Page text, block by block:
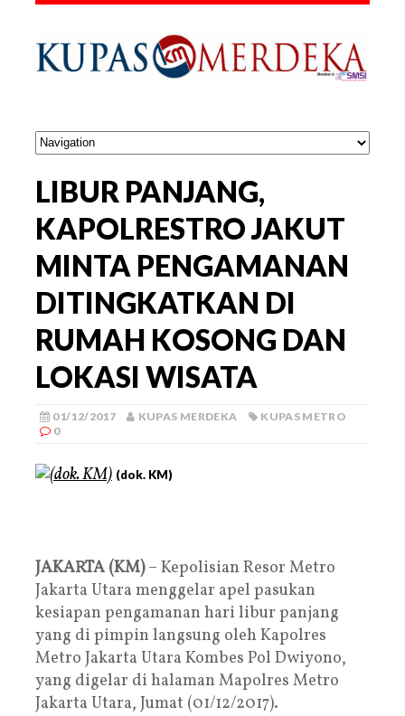
LIBUR PANJANG,
KAPOLRESTRO JAKUT
MINTA PENGAMANAN
DITINGKATKAN DI
RUMAH KOSONG DAN
LOKASI WISATA
01/12/2017 KUPAS MERDEKA
KUPAS METRO
0
(dok. KM)
JAKARTA (KM)– Kepolisian Resor Metro
Jakarta Utara menggelar apel pasukan
kesiapan pengamanan hari libur panjang
yang di pimpin langsung oleh Kapolres
Metro Jakarta Utara Kombes Pol Dwiyono,
yang digelar di halaman Mapolres Metro
Jakarta Utara, Jumat (01/12/2017).